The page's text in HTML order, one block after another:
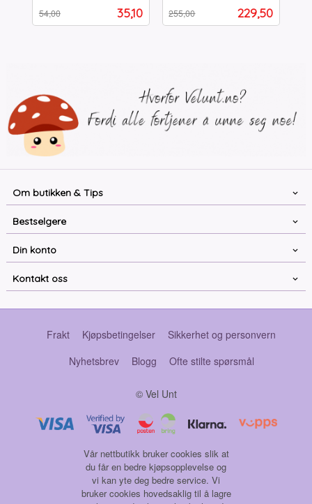
Tilbud
35,10
54,00
mva.
Tilbud
229,50
255,00
mva.
Om butikken & Tips
Bestselgere
Din konto
Kontakt oss
Frakt Kjøpsbetingelser
Sikkerhet og personvern
Nyhetsbrev
Blogg Ofte stilte spørsmål
© Vel Unt
Vår nettbutikk bruker cookies slik at
du får en bedre kjøpsopplevelse og
vi kan yte deg bedre service. Vi
bruker cookies hovedsaklig til å lagre